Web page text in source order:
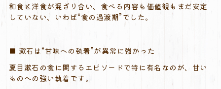
和食と洋食が混ざり合い、食べる内容も価値観もまだ安定
していない、いわば“食の過渡期”でした。
■ 漱石は“甘味への執着”が異常に強かった
夏目漱石の食に関するエピソードで特に有名なのが、甘い
ものへの強い執着です。